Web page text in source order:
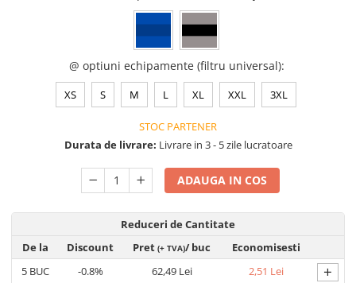
Veste reflectorizante (HI-VIS)
Tricouri si bluze reflectorizante (HI-
Fesuri, capisoane si sepci
reflectorizante (HI-VIS)
Accesorii reflectorizante (HI-VIS)
Îmbrăcăminte ANTICHIMICĂ |
Costume | Combinezoane
Antichimice | Multirisc
Halate | Sorturi Antichimice |
Jachete | Bluze Antichimice |
Multirisc
@ optiuni echipamente (filtru universal):
XS S M L XL XXL 3XL
STOC PARTENER
Durata de livrare: Livrare in 3 - 5 zile lucratoare
ADAUGA IN COS
Reduceri de Cantitate
De la
Discount Pret (+ TVA)/ buc
Economisesti
5 BUC -0.8% 62,49 Lei 2,51 Lei +